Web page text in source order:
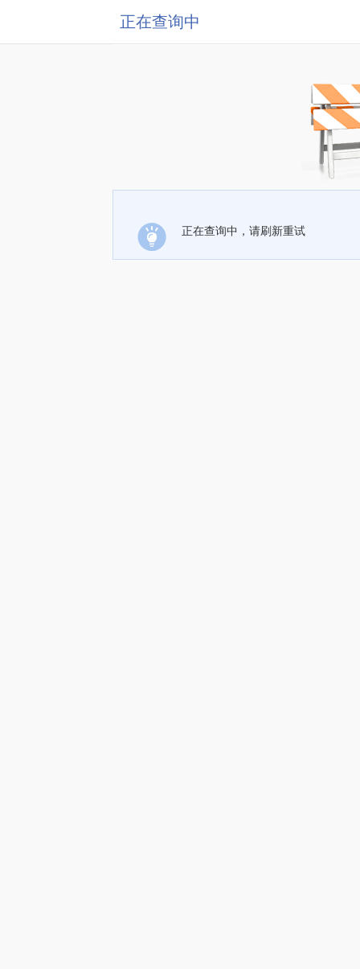
正在查询中
正在查询中，请刷新重试